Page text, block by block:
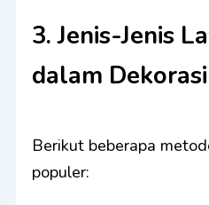
3. Jenis-Jenis
dalam
Berikut beberapa
populer: